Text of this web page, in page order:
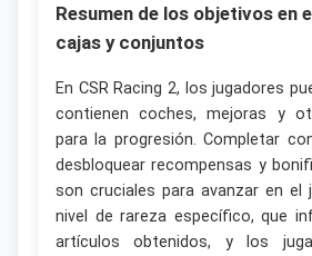
Resumen de los objetivos en
cajas y conjuntos
En CSR Racing 2, los jugadores
contienen coches, mejoras y
para la progresión. Completar
desbloquear recompensas y
son cruciales para avanzar en el
nivel de rareza específico, que
artículos obtenidos, y los